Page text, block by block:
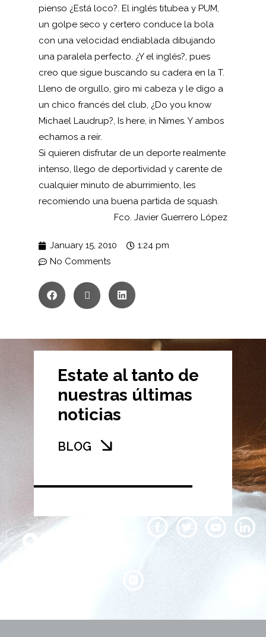
pienso ¿Está loco?. El inglés titubea y PUM,
un golpe seco y certero conduce la bola
con una velocidad endiablada dibujando
una paralela perfecto. ¿Y el inglés?, pues
creo que sigue buscando su cadera en la T.
Lleno de orgullo, giro mi cabeza y le digo a
un chico francés del club, ¿Do you know
Michael Laudrup?, Is here, in Nimes. Y ambos
echamos a reír.
Si quieren disfrutar de un deporte realmente
intenso, llego de deportividad y carente de
cualquier minuto de aburrimiento, les
recomiendo una buena partida de squash.
Fco. Javier Guerrero López
January 15, 2010
1:24 pm
No Comments
Estate al tanto de
nuestras últimas
noticias
BLOG